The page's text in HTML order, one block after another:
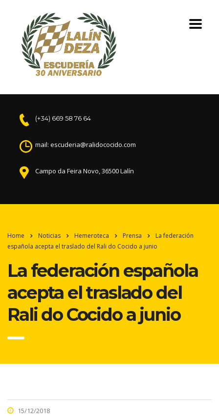
(+34) 669 58 76 64
mail: escuderia@ralidococido.com
Campo da Feira Novo, 36500 Lalín
Home Noticias Hemeroteca Prensa
La federación
española acepta el traslado del Rali do Cocido a junio
La federación española
acepta el traslado del
Rali do Cocido a junio
15/12/2018